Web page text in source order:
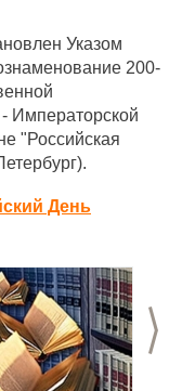
Указом
200-
Императорской
"Российская
День
>